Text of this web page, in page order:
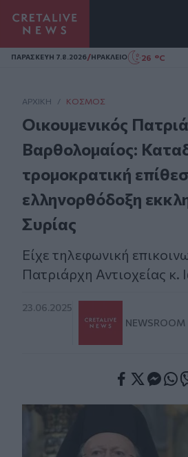
Homepage
ΠΑΡΑΣΚΕΥΗ 7.8.2026/ΗΡΑΚΛΕΙΟ 26 °C
ΑΡΧΙΚΗ / ΚΌΣΜΟΣ
Οικουμενικός
Βαρθολομαίος:
τρομοκρατική
ελληνορθόδοξη
Συρίας
Είχε τηλεφωνική
Πατριάρχη Αντιοχείας κ.
23.06.2025
NEWSROOM